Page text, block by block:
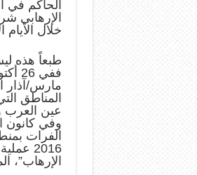
الإرهابي
خلال الأيام
طبعاً هذه
مارس/آذار
المناطق
عين العرب
وفي كانون
الفرات
2016
الإرهاب”،